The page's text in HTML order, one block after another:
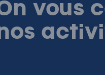
vous
nos